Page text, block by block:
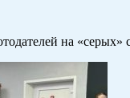
на «серых»